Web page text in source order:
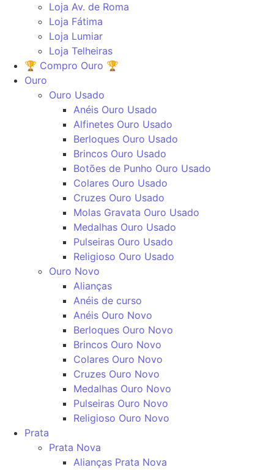
Loja Av. de Roma
Loja Fátima
Loja Lumiar
Loja Telheiras
🏆 Compro Ouro 🏆
Ouro
Ouro Usado
Anéis Ouro Usado
Alfinetes Ouro Usado
Berloques Ouro Usado
Brincos Ouro Usado
Botões de Punho Ouro Usado
Colares Ouro Usado
Cruzes Ouro Usado
Molas Gravata Ouro Usado
Medalhas Ouro Usado
Pulseiras Ouro Usado
Religioso Ouro Usado
Ouro Novo
Alianças
Anéis de curso
Anéis Ouro Novo
Berloques Ouro Novo
Brincos Ouro Novo
Colares Ouro Novo
Cruzes Ouro Novo
Medalhas Ouro Novo
Pulseiras Ouro Novo
Religioso Ouro Novo
Prata
Prata Nova
Alianças Prata Nova